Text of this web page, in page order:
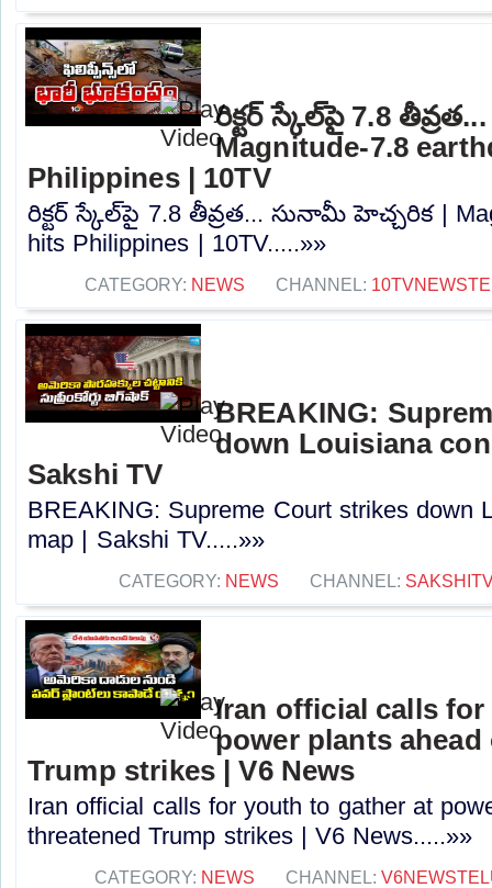
రిక్టర్‌ స్కేల్‌పై 7.8
Magnitude-7.8
Philippines | 10TV
రిక్టర్‌ స్కేల్‌పై 7.8 తీవ్రత... సునామీ హెచ్చరిక |
hits Philippines | 10TV.....»»
CATEGORY: NEWS CHANNEL:
BREAKING:
down Louisiana
Sakshi TV
BREAKING: Supreme Court strikes down
map | Sakshi TV.....»»
CATEGORY: NEWS CHANNEL:
Iran official calls
power plants
Trump strikes | V6 News
Iran official calls for youth to gather at
threatened Trump strikes | V6 News.....»»
CATEGORY: NEWS CHANNEL: